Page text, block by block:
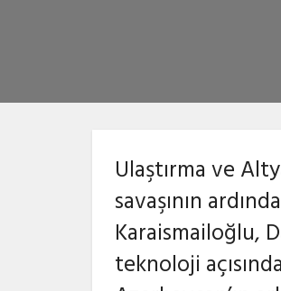
Ulaştırma ve
savaşının
Karaismailoğlu,
teknoloji